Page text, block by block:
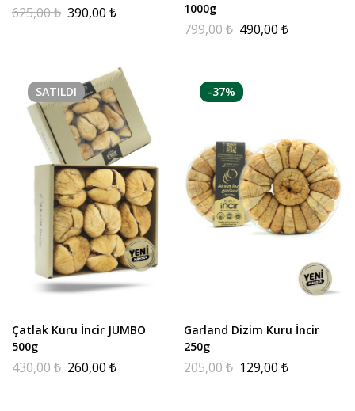
625,00₺ 390,00 ₺
1000g
799,00₺ 490,00 ₺
SATILDI
Çatlak Kuru İncir JUMBO
500g
430,00₺ 260,00 ₺
-37%
Garland Dizim Kuru İncir
250g
205,00₺ 129,00 ₺